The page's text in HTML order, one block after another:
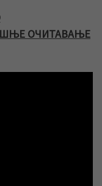
ОЧИТАВАЊЕ